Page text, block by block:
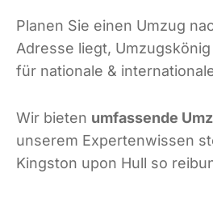
Planen Sie einen Umzug
Adresse liegt,
für nationale &
Wir bieten umfassende
unserem Expertenwissen
Kingston upon Hull so